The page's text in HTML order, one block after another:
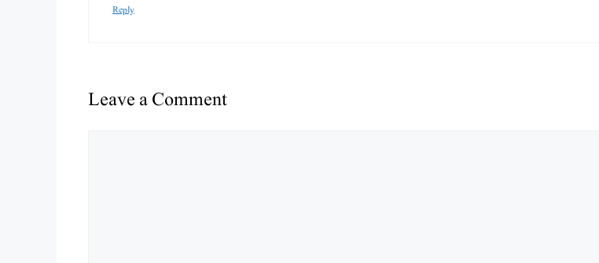
Reply
Leave a Comment